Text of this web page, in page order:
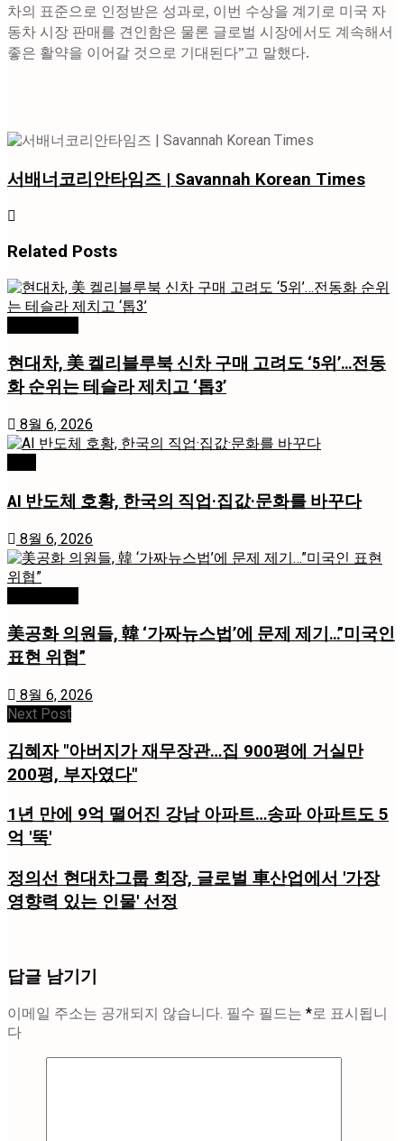
차의 표준으로 인정받은 성과로, 이번 수상을 계기로 미국 자
동차 시장 판매를 견인함은 물론 글로벌 시장에서도 계속해서
좋은 활약을 이어갈 것으로 기대된다”고 말했다.
서배너코리안타임즈 | Savannah Korean Times
Related Posts
현대차, 美 켈리블루북 신차 구매 고려도 ‘5위’…전동
화 순위는 테슬라 제치고 ‘톱3’
8월 6, 2026
AI 반도체 호황, 한국의 직업·집값·문화를 바꾸다
8월 6, 2026
美공화 의원들, 韓 ‘가짜뉴스법’에 문제 제기…”미국인
표현 위협”
8월 6, 2026
Next Post
김혜자 "아버지가 재무장관…집 900평에 거실만
200평, 부자였다"
1년 만에 9억 떨어진 강남 아파트…송파 아파트도 5
억 '뚝'
정의선 현대차그룹 회장, 글로벌 車산업에서 '가장
영향력 있는 인물' 선정
답글 남기기
이메일 주소는 공개되지 않습니다. 필수 필드는 *로 표시됩니
다